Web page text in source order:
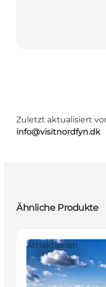
Zuletzt aktualisiert
info@visitnordfyn.dk
Ähnliche Produkte
Attraktionen